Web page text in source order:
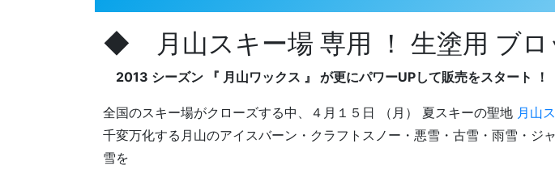
◆ 月山スキー場 専用 ！ 生塗用 ブ
2013 シーズン 『 月山ワックス 』 が更にパワーUPして販売をスタート ！
全国のスキー場がクローズする中、４月１５日 （月） 夏スキーの聖地 月山
千変万化する月山のアイスバーン・クラフトスノー・悪雪・古雪・雨雪・ジ
雪を